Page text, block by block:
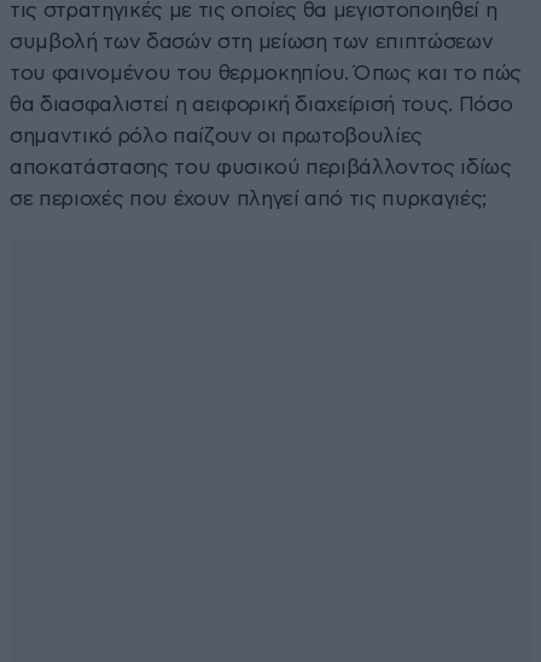
τις στρατηγικές με τις οποίες θα μεγιστοποιηθεί η
συμβολή των δασών στη μείωση των επιπτώσεων
του φαινομένου του θερμοκηπίου. Όπως και το πώς
θα διασφαλιστεί η αειφορική διαχείρισή τους. Πόσο
σημαντικό ρόλο παίζουν οι πρωτοβουλίες
αποκατάστασης του φυσικού περιβάλλοντος ιδίως
σε περιοχές που έχουν πληγεί από τις πυρκαγιές;